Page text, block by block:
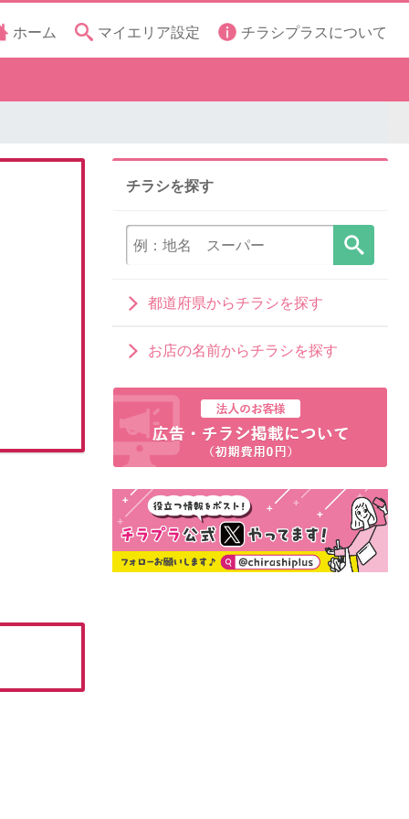
ホーム マイエリア設定 チラシプラスについて
チラシを探す
都道府県からチラシを探す
お店の名前からチラシを探す